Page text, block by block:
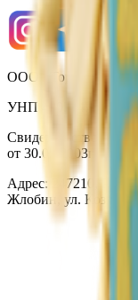
ООО «Торговая сеть
УНП 490314725
Свидетельство о
от 30.05.2003г
Адрес: 247210,
Жлобин, ул. Козлова